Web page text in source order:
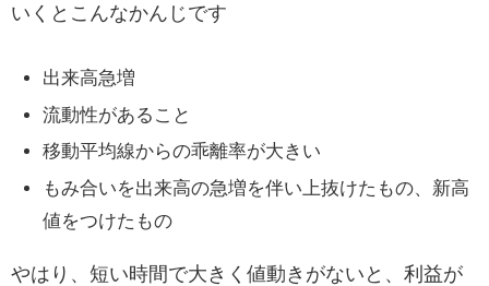
いくとこんなかんじです
出来高急増
流動性があること
移動平均線からの乖離率が大きい
もみ合いを出来高の急増を伴い上抜けたもの、新高
値をつけたもの
やはり、短い時間で大きく値動きがないと、利益が